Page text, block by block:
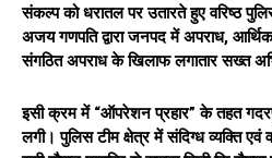
संकल्प को धरातल पर उतारते हुए वरिष्ठ
अजय गणपति द्वारा जनपद में अपराध,
संगठित अपराध के खिलाफ लगातार सख्त
इसी क्रम में “ऑपरेशन प्रहार” के तहत
लगी। पुलिस टीम क्षेत्र में संदिग्ध व्यक्ति एवं